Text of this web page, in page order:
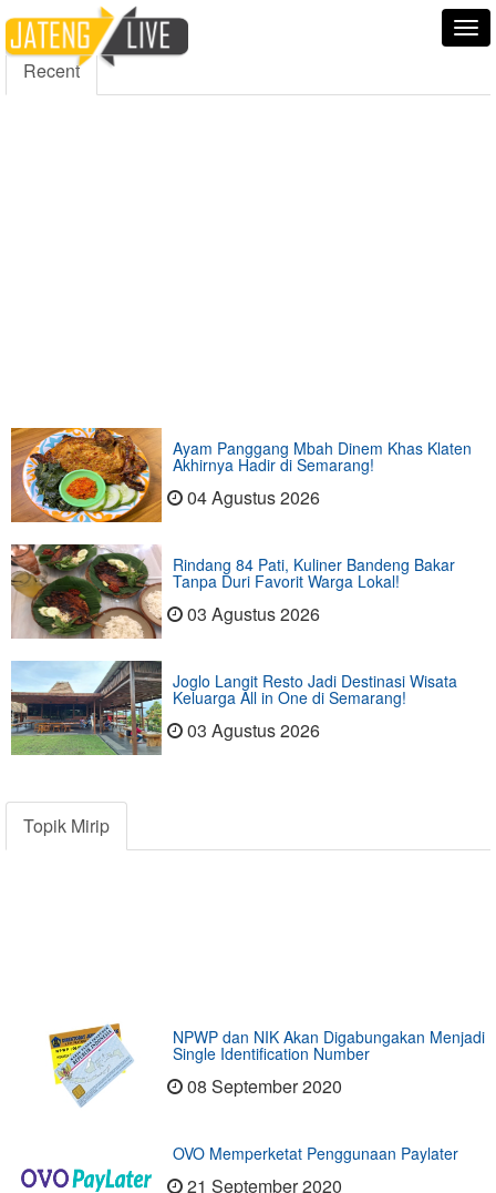
5000 Fans Followers
Recent
Ayam Panggang Mbah Dinem Khas Klaten
Akhirnya Hadir di Semarang!
04 Agustus 2026
Rindang 84 Pati, Kuliner Bandeng Bakar
Tanpa Duri Favorit Warga Lokal!
03 Agustus 2026
Joglo Langit Resto Jadi Destinasi Wisata
Keluarga All in One di Semarang!
03 Agustus 2026
Topik Mirip
NPWP dan NIK Akan Digabungakan Menjadi
Single Identification Number
08 September 2020
OVO Memperketat Penggunaan Paylater
21 September 2020